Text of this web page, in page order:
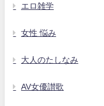
エロ雑学
女性 悩み
大人のたしなみ
AV女優讃歌